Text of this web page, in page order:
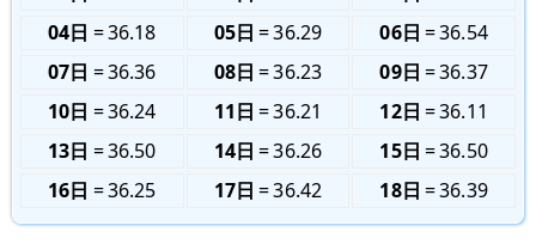
04日
36.18 05日 36.29 06日
36.54
07日
36.36 08日 36.23 09日
36.37
10日
36.24 11日 36.21 12日
36.11
13日
36.50 14日 36.26 15日
36.50
16日
36.25 17日 36.42 18日 36.39